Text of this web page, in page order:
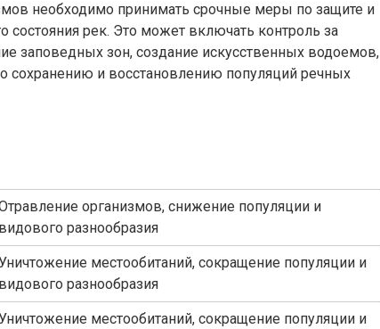
необходимо принимать срочные меры по защите и
состояния рек. Это может включать контроль за
заповедных зон, создание искусственных водоемов,
сохранению и восстановлению популяций речных
организмов, снижение популяции и
видового разнообразия
местообитаний, сокращение популяции и
видового разнообразия
местообитаний, сокращение популяции и